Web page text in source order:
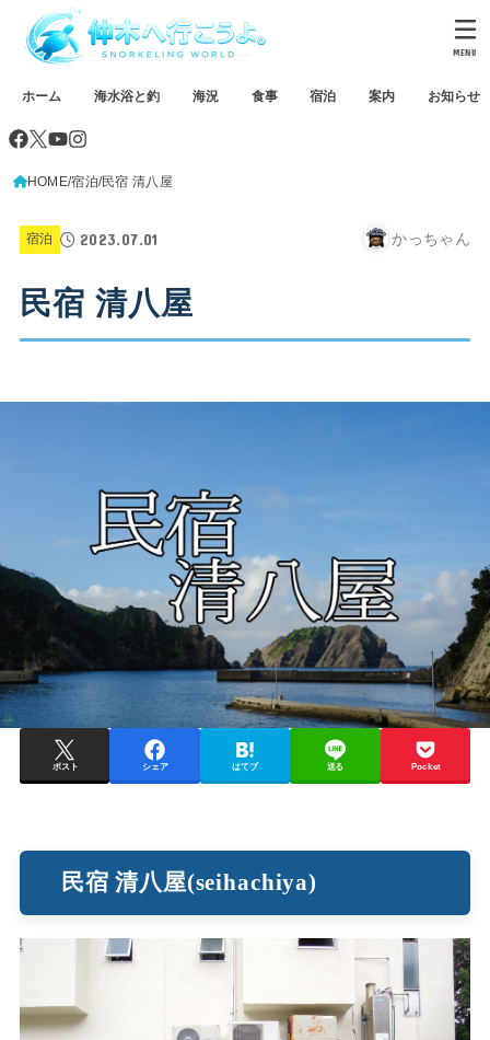
ホーム 海水浴と釣 海況 食事 宿泊 案内 お知らせ
MENU
HOME 宿泊 民宿 清八屋
宿泊 2023.07.01 かっちゃん
民宿 清八屋
ポスト シェア はてブ 送る Pocket
民宿 清八屋(seihachiya)